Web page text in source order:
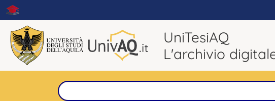
UniTesiAQ
L'archivio